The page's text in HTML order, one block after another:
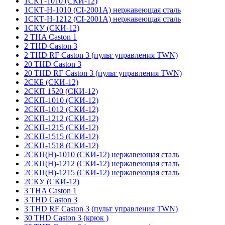
1СКТ-Н-1010 (CI-2001A) нержавеющая сталь
1СКТ-Н-1212 (CI-2001A) нержавеющая сталь
1СКУ (СКИ-12)
2 THA Caston 1
2 THD Caston 3
2 THD RF Caston 3 (пульт управления TWN)
20 THD Caston 3
20 THD RF Caston 3 (пульт управления TWN)
2СКБ (СКИ-12)
2СКП 1520 (СКИ-12)
2СКП-1010 (СКИ-12)
2СКП-1012 (СКИ-12)
2СКП-1212 (СКИ-12)
2СКП-1215 (СКИ-12)
2СКП-1515 (СКИ-12)
2СКП-1518 (СКИ-12)
2СКП(Н)-1010 (СКИ-12) нержавеющая сталь
2СКП(Н)-1212 (СКИ-12) нержавеющая сталь
2СКП(Н)-1215 (СКИ-12) нержавеющая сталь
2СКУ (СКИ-12)
3 THA Caston 1
3 THD Caston 3
3 THD RF Caston 3 (пульт управления TWN)
30 THD Caston 3 (крюк )